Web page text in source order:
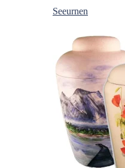
Seeurnen